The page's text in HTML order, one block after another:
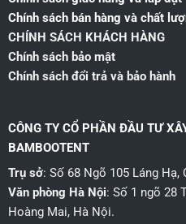
Chính sách bán hàng và chất
CHÍNH SÁCH KHÁCH HÀNG
Chính sách bảo mật
Chính sách đổi trả và bảo hành
CÔNG TY CỔ PHẦN ĐẦU TƯ
BAMBOOTENT
Trụ sở: Số 68 Ngõ 105 Láng
Văn phòng Hà Nội: Số 1 ngõ 28
Hoàng Mai, Hà Nội.